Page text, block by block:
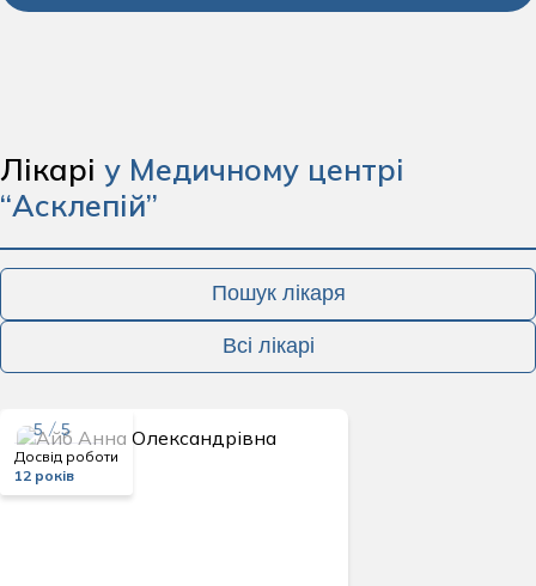
Лікарі у Медичному центрі
“Асклепій”
Пошук лікаря
Всі лікарі
5 / 5
Досвід роботи
12 років